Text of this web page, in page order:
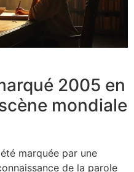
2005 en
mondiale
marquée par une
de la parole